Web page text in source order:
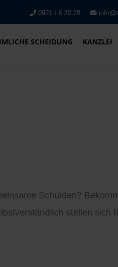
0921 / 6 20 28
SCHEIDUNG KANZLEI
Schulden?
stellen sich